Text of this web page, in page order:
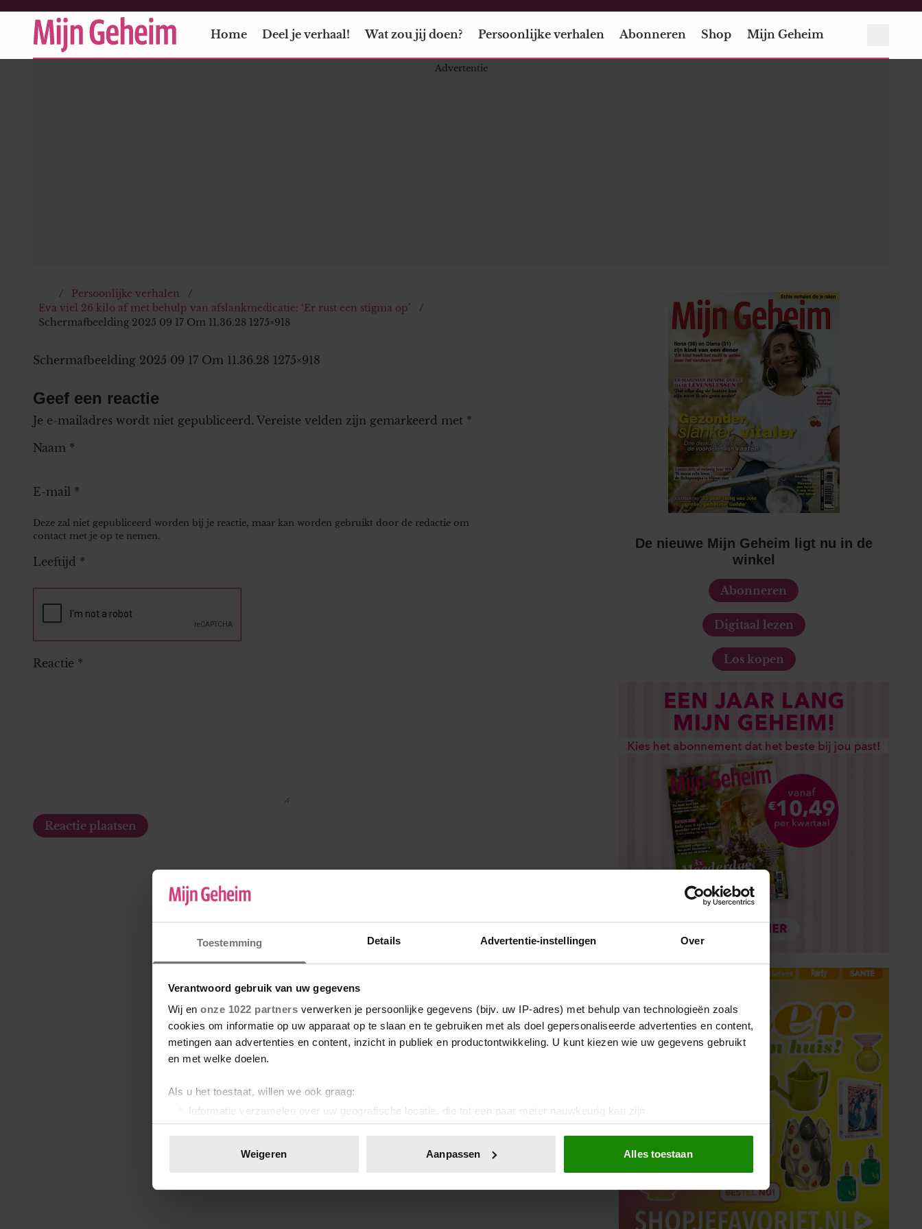
Toestemming Details Advertentie-instellingen Over
Verantwoord gebruik van uw gegevens
Wij en onze 1022 partners verwerken je persoonlijke gegevens (bijv. uw IP-adres) met behulp van technologieën zoals
cookies om informatie op uw apparaat op te slaan en te gebruiken met als doel gepersonaliseerde advertenties en content,
metingen aan advertenties en content, inzicht in publiek en productontwikkeling. U kunt kiezen wie uw gegevens gebruikt
en met welke doelen.
Als u het toestaat, willen we ook graag:
Informatie verzamelen over uw geografische locatie, die tot een paar meter nauwkeurig kan zijn
Uw apparaat identificeren door het actief te scannen op specifieke eigenschappen (fingerprinting)
toestemming op elk moment wijzigen of intrekken in de Cookieverklaring.
We gebruiken cookies om content en advertenties te personaliseren, om functies voor social media te bieden en om ons
websiteverkeer te analyseren. Ook delen we informatie over uw gebruik van onze site met onze partners voor social
Weigeren Aanpassen Alles toestaan
Home Deel je verhaal! Wat zou jij doen? Persoonlijke verhalen Abonneren Shop Mijn Geheim
Persoonlijke verhalen
Eva viel 26 kilo af met behulp van afslankmedicatie: ‘Er rust een stigma op’
Schermafbeelding 2025 09 17 Om 11.36.28 1275×918
Schermafbeelding 2025 09 17 Om 11.36.28 1275×918
Geef een reactie
Je e-mailadres wordt niet gepubliceerd. Vereiste velden zijn gemarkeerd met *
Naam *
E-mail *
Deze zal niet gepubliceerd worden bij je reactie, maar kan worden gebruikt door de redactie om
contact met je op te nemen.
Leeftijd *
Reactie *
De nieuwe Mijn Geheim ligt nu in de
winkel
Abonneren
Digitaal lezen
Los kopen